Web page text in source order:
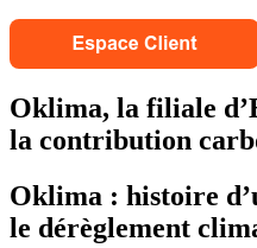
Oklima, la filiale
la contribution
Oklima : histoire
le dérèglement